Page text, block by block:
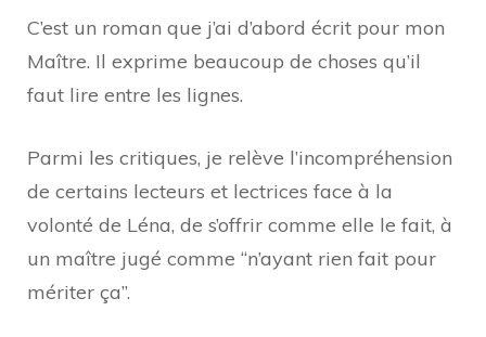
C’est un roman que j’ai d’abord écrit pour mon
Maître. Il exprime beaucoup de choses qu’il
faut lire entre les lignes.
Parmi les critiques, je relève l’incompréhension
de certains lecteurs et lectrices face à la
volonté de Léna, de s’offrir comme elle le fait, à
un maître jugé comme “n’ayant rien fait pour
mériter ça”.